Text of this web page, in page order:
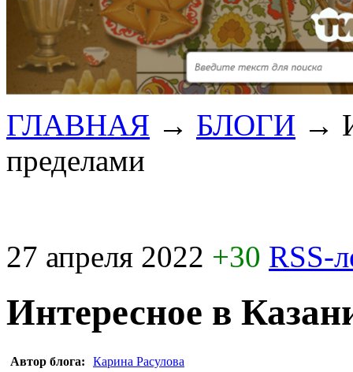
ГЛАВНАЯ → БЛОГИ →
пределами
27 апреля 2022 +30 RSS-
Интересное в
Автор блога: Карина Расулова